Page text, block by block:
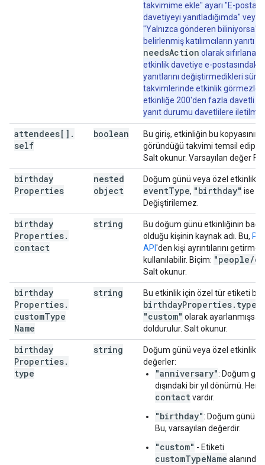
"workingLocationProperties":
,
string,
string,
"deskId": string,
"label"
string
"outOfOfficeProperties":
"autoDeclineMode"
string,
"declineMessage"
string
},
"focusTimeProperties"
"autoDeclineMode"
string,
"declineMessage"
string,
"attachments": [
"fileUrl"
"title"
,
"iconLink": string,
"fileId"
: string
],
string
takvimime ekle" ayarı "E-
davetiyeyi yanıtladığımda" veya
"Yalnızca gönderen biliniyorsa"
belirlenmiş katılımcıların yanıtı
needsAction olarak
etkinlik davetiye e-postasındaki
yanıtlarını değiştirmedikleri
takvimlerinde etkinlik görmezler.
etkinliğe 200'den fazla davetli
yanıt durumu davetlilere
attendees[] .
self
boolean
Bu giriş, etkinliğin bu kopyasının
göründüğü takvimi temsil edip
Salt okunur. Varsayılan değer
birthday
Properties
nested
object
Doğum günü veya özel etkinlik
eventType, "birthday" ise
Değiştirilemez.
birthday
Properties.
contact
string
Bu doğum günü etkinliğinin
olduğu kişinin kaynak adı. Bu,
API 'den kişi ayrıntılarını
kullanılabilir. Biçim: "people/
Salt okunur.
birthday
Properties.
customType
Name
string Bu etkinlik için özel tür etiketi
birthdayProperties. type
"custom" olarak ayarlanmışsa
doldurulur. Salt okunur.
birthday
Properties.
type
string
Doğum günü veya özel etkinlik
değerler:
"anniversary": Doğum
dışındaki bir yıl dönümü. Her
contactvardır.
"birthday": Doğum günü
Bu, varsayılan değerdir.
"custom" - Etiketi
customTypeName alanında